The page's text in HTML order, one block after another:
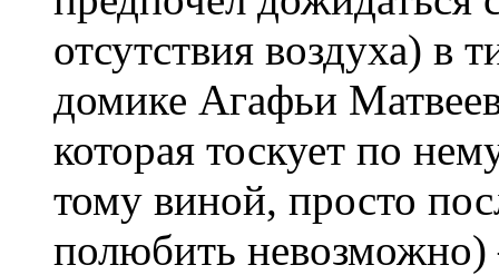
отсутствия воздуха)
домике Агафьи
которая тоскует по
тому виной, просто
полюбить